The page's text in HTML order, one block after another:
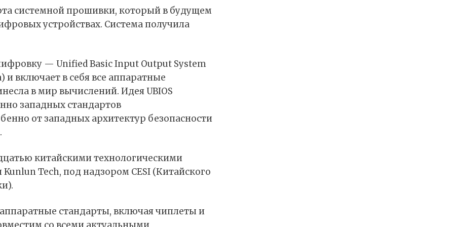
системной прошивки, который в будущем
устройствах. Система получила
— Unified Basic Input Output System
включает в себя все аппаратные
в мир вычислений. Идея UBIOS
западных стандартов
от западных архитектур безопасности
китайскими технологическими
Tech, под надзором CESI (Китайского
стандарты, включая чиплеты и